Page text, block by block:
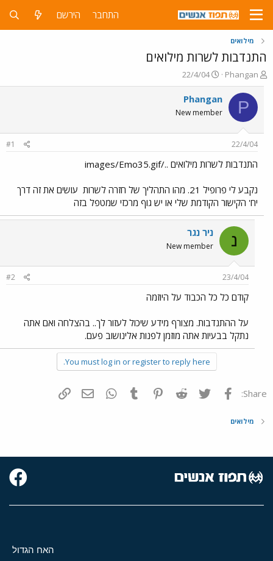
התחבר הירשם
מילואים
התנדבות לשרות מילואים
פ
ו
ת
ח
ה
ש
א
Phangan
פ
ו
ר
ס
ם
ר
22/4/04
P
Phangan
New member
22/4/04
#1
התנדבות לשרות מילואים ../images/Emo35.gif
נקבע לי פרופיל 21. מהו התהליך של חזרה לשרות
עושים את זה דרך
יח' הקישור הקודמת שלי או יש גוף מרכזי שמטפל בזה
נ ניר נגר
New member
23/4/04
#2
קודם כל כל הכבוד על היוזמה
על ההתנדבות. מצורף מידע שיכול לעזור לך.. בהצלחה ואם אתה
נתקל בבעיות אתה מוזמן לפנות אלינושוב פעם.
You must log in or register to reply here.
Share: פייסבוק Twitter
Reddit
Pinterest
Tumblr
WhatsAppדואר אלקטרוני
מילואים
האח הגדול